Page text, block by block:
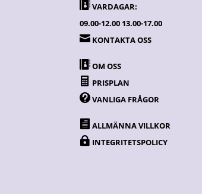
VARDAGAR:
09.00-12.00 13.00-17.00
 KONTAKTA OSS
OM OSS
 PRISPLAN
VANLIGA FRÅGOR
 ALLMÄNNA VILLKOR
 INTEGRITETSPOLICY